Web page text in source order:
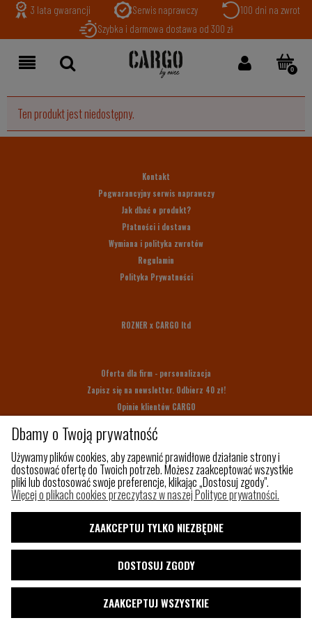
3 lata gwarancji Serwis naprawczy
100 dni na zwrot
Szybka i darmowa dostawa od 300 zł
Ten produkt jest niedostępny.
Kontakt
Pogwarancyjny serwis naprawczy
Jak dbać o produkt?
Płatności i dostawa
Wymiana i polityka zwrotów
Regulamin
Polityka Prywatności
ROZNER x CARGO ltd
Oferta dla firm - personalizacja
Zapisz się na newsletter. Odbierz 40 zł!
Opinie klientów CARGO
Na prezent
Z czego szyjemy
Paleta kolorów
Pakowny plecak do samolotu
Blog
Dbamy o Twoją prywatność
Używamy plików cookies, aby zapewnić prawidłowe działanie strony i
dostosować ofertę do Twoich potrzeb. Możesz zaakceptować wszystkie
pliki lub dostosować swoje preferencje, klikając „Dostosuj zgody".
Więcej o plikach cookies przeczytasz w naszej Polityce prywatności.
ZAAKCEPTUJ TYLKO NIEZBĘDNE
DOSTOSUJ ZGODY
ZAAKCEPTUJ WSZYSTKIE